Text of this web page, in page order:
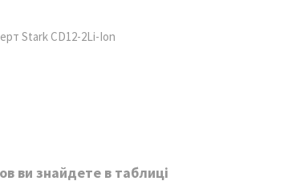
Stark CD12-2Li-Ion
ви знайдете в таблиці